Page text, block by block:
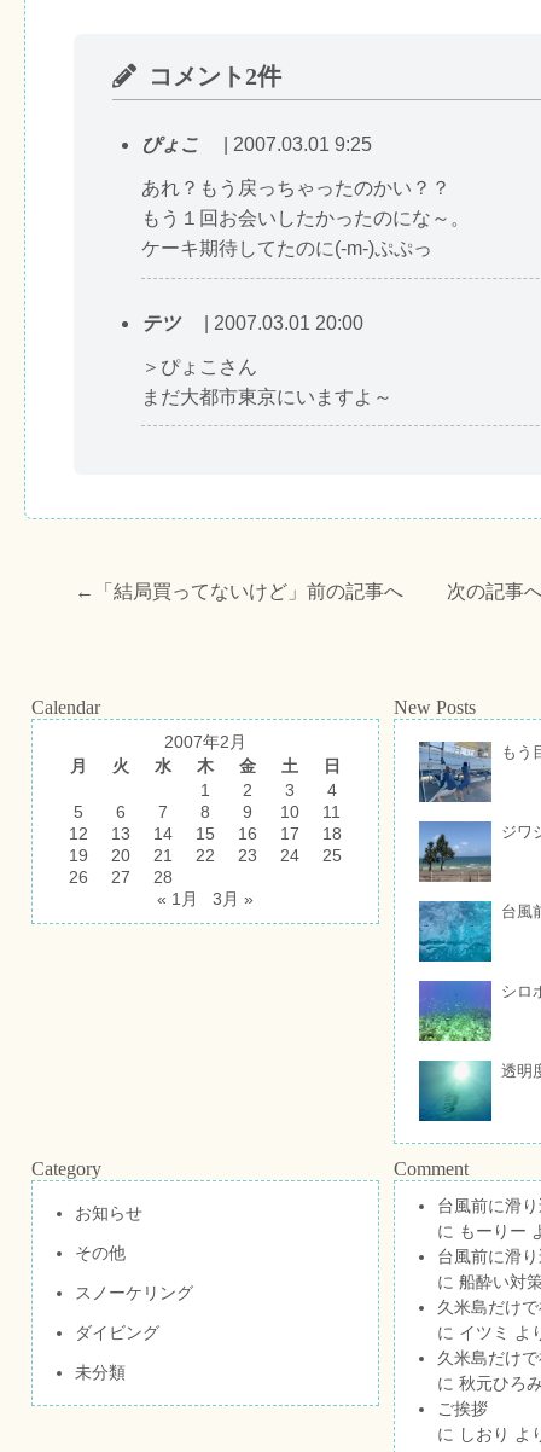
コメント2件
ぴょこ | 2007.03.01 9:25
あれ？もう戻っちゃったのかい？？
もう１回お会いしたかったのにな～。
ケーキ期待してたのに(-m-)ぷぷっ
テツ | 2007.03.01 20:00
＞ぴょこさん
まだ大都市東京にいますよ～
←「 結局買ってないけど 」前の記事へ 次の記事
Calendar
2007年2月
月
火 水 木 金 土
日
1
2 3
4
5
6 7 8 9 10
11
12
13 14 15 16 17
18
19
20 21 22 23 24
25
26
27
28
« 1月
3月 »
New Posts
もう
ジワ
台風
シロ
透明
Category
お知らせ
その他
スノーケリング
ダイビング
未分類
Comment
台風前に滑
に もーりー
台風前に滑
に 船酔い対
久米島だけ
に イツミ
よ
久米島だけ
に 秋元ひろ
ご挨拶
に しおり よ